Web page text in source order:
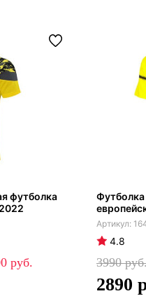
футболка
Футболка
4.8
3990
2890